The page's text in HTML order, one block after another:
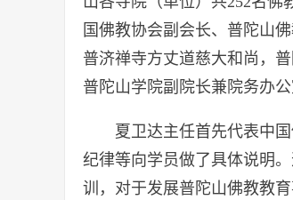
国佛教协会副会长、普陀山
普济禅寺方丈道慈大和尚，
普陀山学院副院长兼院务办
夏卫达主任首先代表中
纪律等向学员做了具体说明
训，对于发展普陀山佛教教